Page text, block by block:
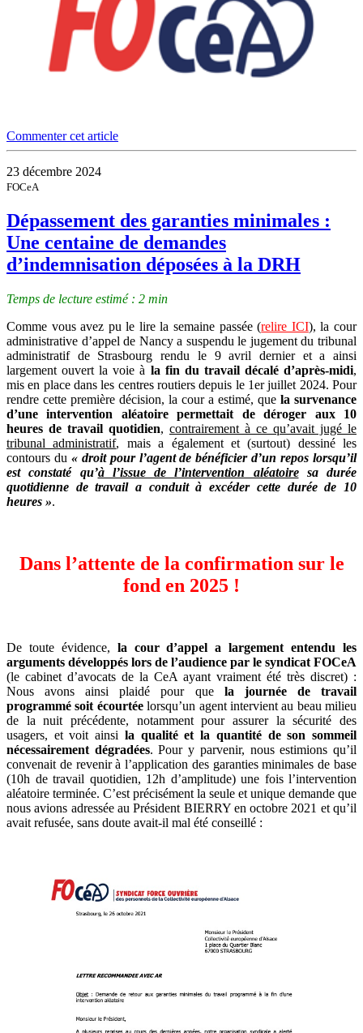
Commenter cet article
23 décembre 2024
FOCeA
Dépassement des garanties minimales :
Une centaine de demandes
d’indemnisation déposées à la DRH
Temps de lecture estimé : 2 min
Comme vous avez pu le lire la semaine passée (relire ICI), la cour
administrative d’appel de Nancy a suspendu le jugement du tribunal
administratif de Strasbourg rendu le 9 avril dernier et a ainsi
largement ouvert la voie à la fin du travail décalé d’après-midi,
mis en place dans les centres routiers depuis le 1er juillet 2024. Pour
rendre cette première décision, la cour a estimé, que la survenance
d’une intervention aléatoire permettait de déroger aux 10
heures de travail quotidien, contrairement à ce qu’avait jugé le
tribunal administratif, mais a également et (surtout) dessiné les
contours du « droit pour l’agent de bénéficier d’un repos lorsqu’il
est constaté qu’à l’issue de l’intervention aléatoiresa durée
quotidienne de travail a conduit à excéder cette durée de 10
heures ».
Dans l’attente de la confirmation sur le
fond en 2025 !
De toute évidence, la cour d’appel a largement entendu les
arguments développés lors de l’audience par le syndicat FOCeA
(le cabinet d’avocats de la CeA ayant vraiment été très discret) :
Nous avons ainsi plaidé pour quela journée de travail
programmé soit écourtéelorsqu’un agent intervient au beau milieu
de la nuit précédente, notamment pour assurer la sécurité des
usagers, et voit ainsi la qualité et la quantité de son sommeil
nécessairement dégradées. Pour y parvenir, nous estimions qu’il
convenait de revenir à l’application des garanties minimales de base
(10h de travail quotidien, 12h d’amplitude) une fois l’intervention
aléatoire terminée. C’est précisément la seule et unique demande que
nous avions adressée au Président BIERRY en octobre 2021 et qu’il
avait refusée, sans doute avait-il mal été conseillé :